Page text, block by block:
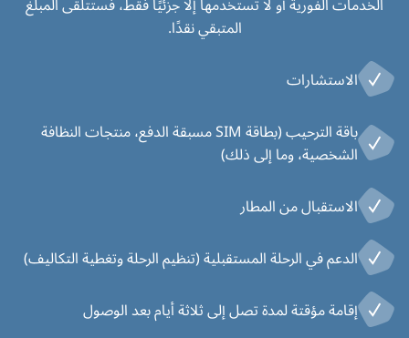
الخدمات الفورية أو لا تستخدمها إلا جزئيًا فقط، فستتلقى المبلغ
المتبقي نقدًا.
الاستشارات
باقة الترحيب (بطاقة SIM مسبقة الدفع، منتجات النظافة
الشخصية، وما إلى ذلك)
الاستقبال من المطار
الدعم في الرحلة المستقبلية (تنظيم الرحلة وتغطية التكاليف)
إقامة مؤقتة لمدة تصل إلى ثلاثة أيام بعد الوصول